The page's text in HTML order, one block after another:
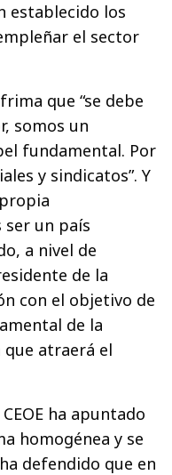
establecido los
el sector
que “se debe
somos un
fundamental. Por
y sindicatos”. Y
ser un país
a nivel de
de la
con el objetivo de
de la
atraerá el
ha apuntado
homogénea y se
defendido que en